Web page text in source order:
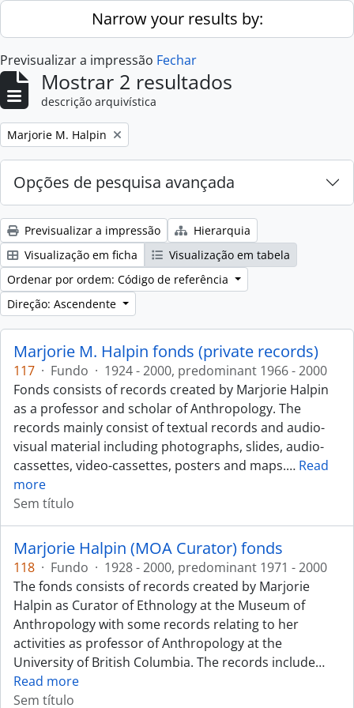
Skip to main contentNarrow your results by:
Previsualizar a impressão Fechar
Mostrar 2 resultados
descrição arquivística
Remove filter:
Marjorie M. Halpin
Opções de pesquisa avançada
Previsualizar a impressão
Hierarquia
Visualização em ficha
Visualização em tabela
Ordenar por ordem: Código de referência
Direção: Ascendente
Marjorie M. Halpin fonds (private records)
117 · Fundo · 1924 - 2000, predominant 1966 - 2000
Fonds consists of records created by Marjorie Halpin
as a professor and scholar of Anthropology. The
records mainly consist of textual records and audio-
visual material including photographs, slides, audio-
cassettes, video-cassettes, posters and maps.… Read
more
Sem título
Marjorie Halpin (MOA Curator) fonds
118 · Fundo · 1928 - 2000, predominant 1971 - 2000
The fonds consists of records created by Marjorie
Halpin as Curator of Ethnology at the Museum of
Anthropology with some records relating to her
activities as professor of Anthropology at the
University of British Columbia. The records include…
Read more
Sem título